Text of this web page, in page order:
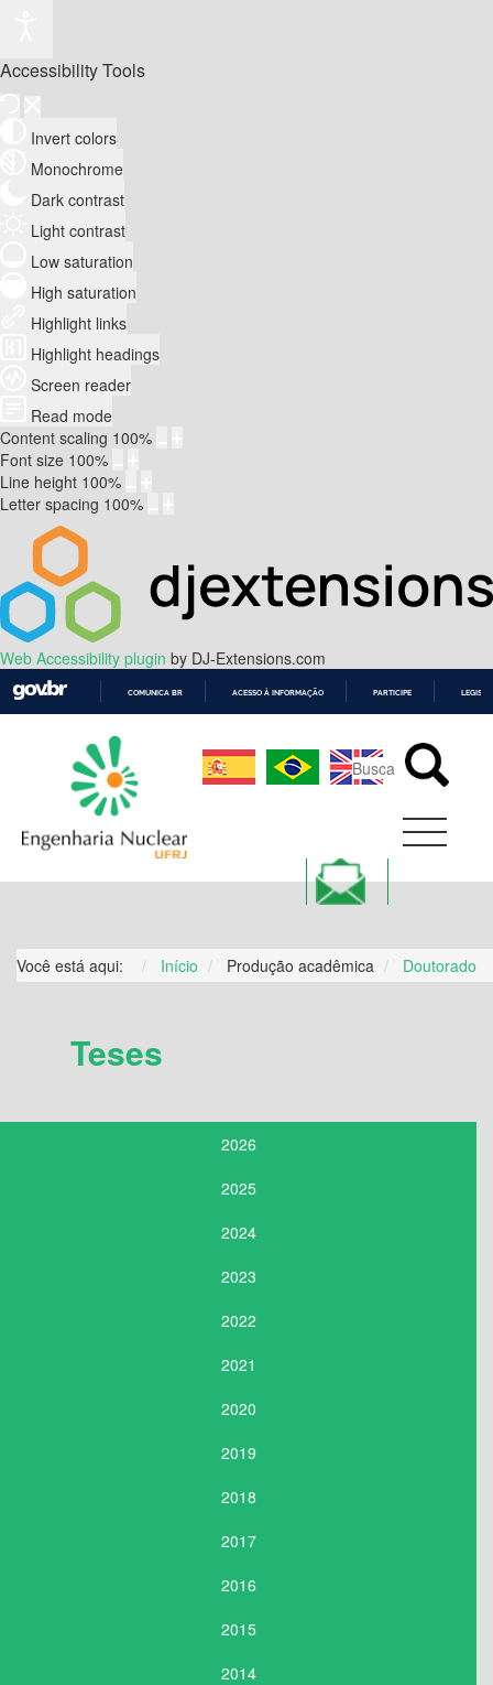
Accessibility Tools
Invert colors
Monochrome
Dark contrast
Light contrast
Low saturation
High saturation
Highlight links
Highlight headings
Screen reader
Read mode
Content scaling 100%
Font size 100%
Line height 100%
Letter spacing 100%
Web Accessibility plugin by DJ-Extensions.com
CONTEÚDO
COMUNICA BR ACESSO À INFORMAÇÃO PARTICIPE
Você está aqui: Início Produção acadêmica Doutorado
Teses
2026
2025
2024
2023
2022
2021
2020
2019
2018
2017
2016
2015
2014